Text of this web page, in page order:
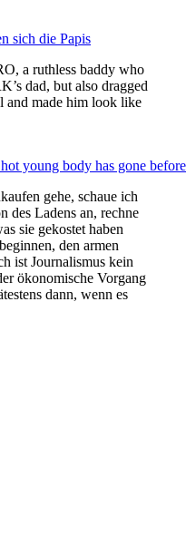
sich die Papis
a ruthless baddy who
dad, but also dragged
and made him look like
young body has gone before
gehe, schaue ich
des Ladens an, rechne
sie gekostet haben
den armen
ist Journalismus kein
ökonomische Vorgang
dann, wenn es